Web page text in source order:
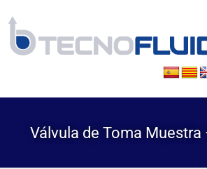
Válvula de Toma Muestra